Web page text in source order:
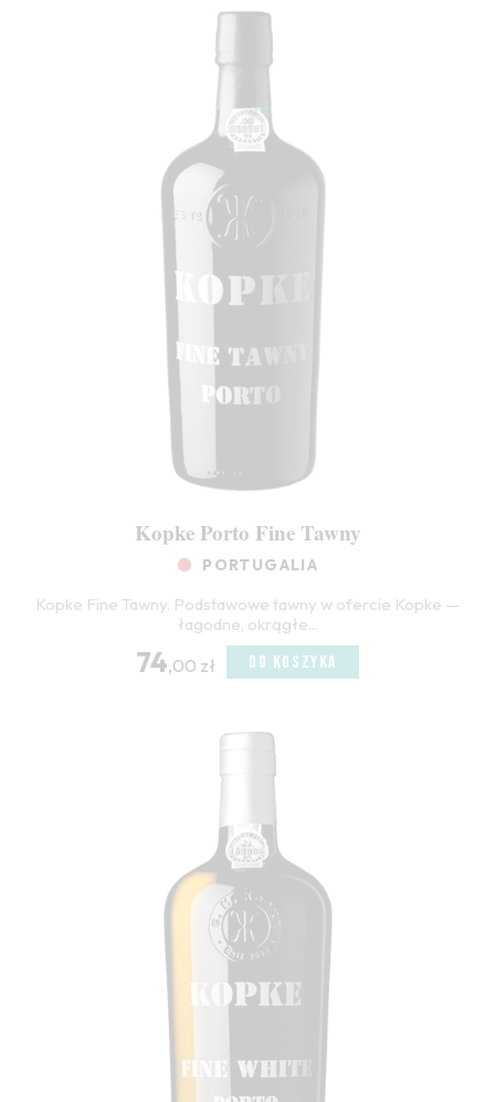
Kopke Porto Fine Tawny
PORTUGALIA
Kopke Fine Tawny. Podstawowe tawny w ofercie Kopke —
łagodne, okrągłe...
74,00 zł DO KOSZYKA